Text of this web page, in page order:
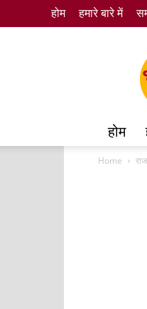
होम हमारे बारे में
होम
Home